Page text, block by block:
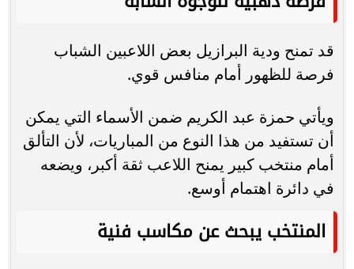
قد تمنح ودية البرازيل بعض اللاعبين الشباب
فرصة للظهور أمام منافس قوي.
ويأتي حمزة عبد الكريم ضمن الأسماء التي يمكن
أن تستفيد من هذا النوع من المباريات، لأن التألق
أمام منتخب كبير يمنح اللاعب ثقة أكبر، ويضعه
في دائرة اهتمام أوسع.
المنتخب يبحث عن مكاسب فنية